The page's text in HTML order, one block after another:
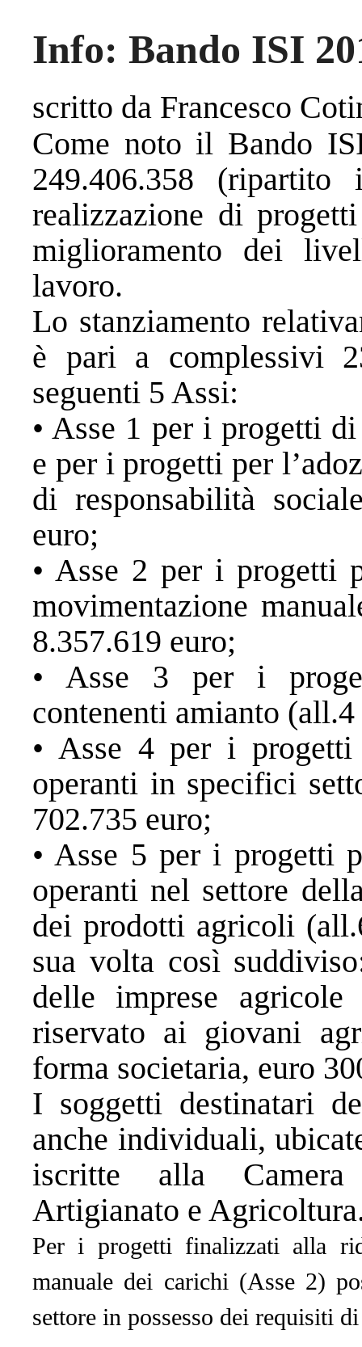
Info: Bando ISI
scritto da Francesco
Come noto il Bando
249.406.358
realizzazione di
miglioramento dei
lavoro.
Lo stanziamento
è pari a complessivi
seguenti 5 Assi:
• Asse 1 per i progetti
e per i progetti per
di responsabilità
euro;
• Asse 2 per i progetti
movimentazione
8.357.619 euro;
• Asse 3 per i
contenenti amianto
• Asse 4 per i
operanti in specifici
702.735 euro;
• Asse 5 per i progetti
operanti nel settore
dei prodotti agricoli
sua volta così
delle imprese
riservato ai giovani
forma societaria, euro
I soggetti destinatari
anche individuali,
iscritte alla
Artigianato e
Per i progetti finalizzati alla
manuale dei carichi (Asse 2)
settore in possesso dei requisiti